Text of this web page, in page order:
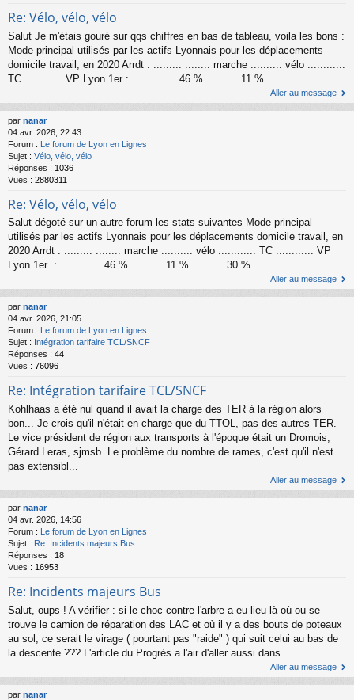
Re: Vélo, vélo, vélo
Salut Je m'étais gouré sur qqs chiffres en bas de tableau, voila les bons :
Mode principal utilisés par les actifs Lyonnais pour les déplacements
domicile travail, en 2020 Arrdt : ......... ........ marche .......... vélo ............
TC ............ VP Lyon 1er : .............. 46 % .......... 11 %...
Aller au message
par nanar
04 avr. 2026, 22:43
Forum : Le forum de Lyon en Lignes
Sujet : Vélo, vélo, vélo
Réponses : 1036
Vues : 2880311
Re: Vélo, vélo, vélo
Salut dégoté sur un autre forum les stats suivantes Mode principal
utilisés par les actifs Lyonnais pour les déplacements domicile travail, en
2020 Arrdt : ......... ........ marche .......... vélo ............ TC ............ VP
Lyon 1er : ............. 46 % .......... 11 % .......... 30 % ..........
Aller au message
par nanar
04 avr. 2026, 21:05
Forum :
Le forum de Lyon en Lignes
Sujet : Intégration tarifaire TCL/SNCF
Réponses : 44
Vues : 76096
Re: Intégration tarifaire TCL/SNCF
Kohlhaas a été nul quand il avait la charge des TER à la région alors
bon... Je crois qu'il n'était en charge que du TTOL, pas des autres TER.
Le vice président de région aux transports à l'époque était un Dromois,
Gérard Leras, sjmsb. Le problème du nombre de rames, c'est qu'il n'est
pas extensibl...
Aller au message
par nanar
04 avr. 2026, 14:56
Forum : Le forum de Lyon en Lignes
Sujet : Re: Incidents majeurs Bus
Réponses : 18
Vues : 16953
Re: Incidents majeurs Bus
Salut, oups ! A vérifier : si le choc contre l'arbre a eu lieu là où ou se
trouve le camion de réparation des LAC et où il y a des bouts de poteaux
au sol, ce serait le virage ( pourtant pas "raide" ) qui suit celui au bas de
la descente ??? L'article du Progrès a l'air d'aller aussi dans ...
Aller au message
par nanar